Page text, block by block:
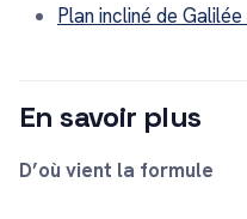
Plan incliné de
En savoir plus
D’où vient la formule